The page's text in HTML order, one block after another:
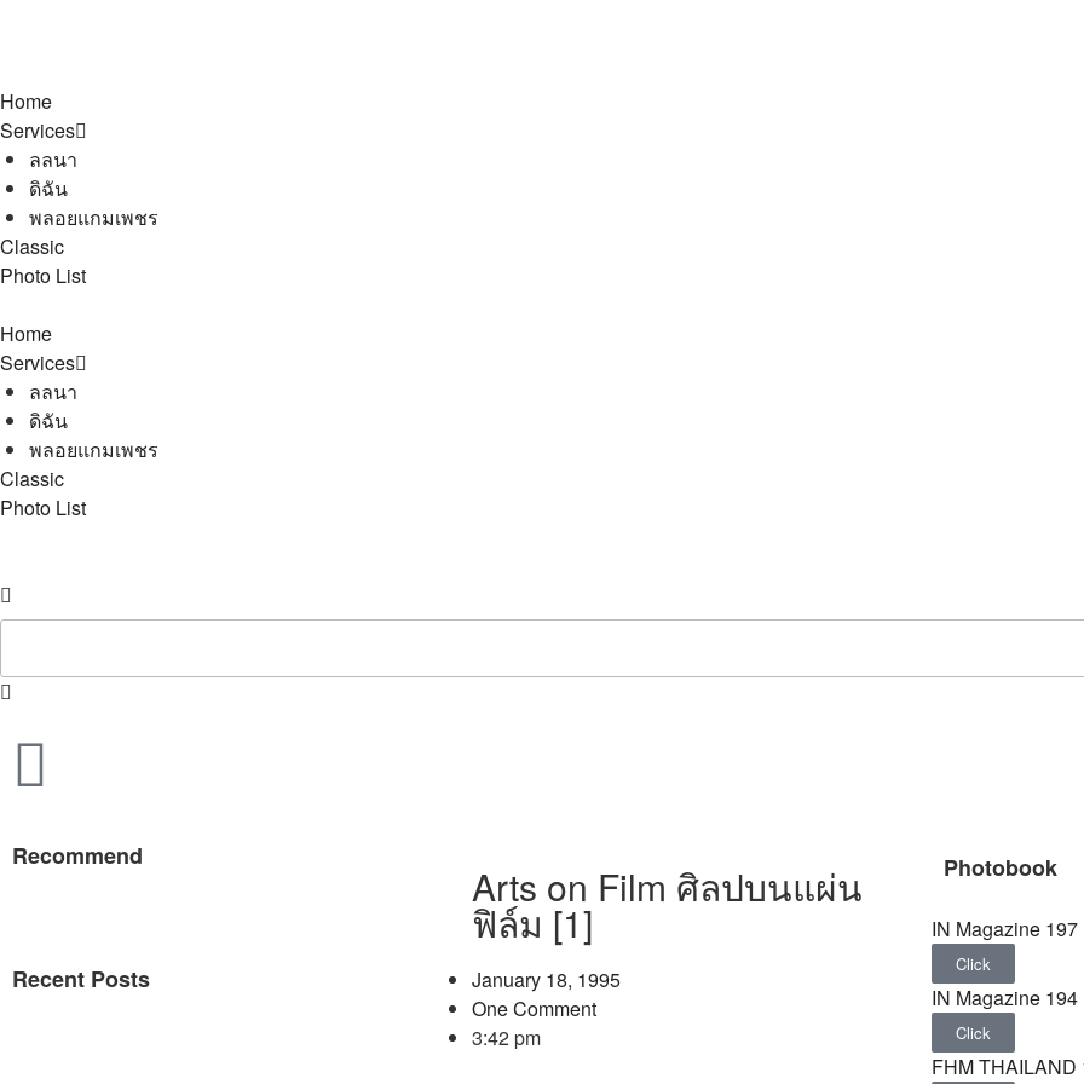
Home
Services
ลลนา
ดิฉัน
พลอยแกมเพชร
Classic
Photo List
Home
Services
ลลนา
ดิฉัน
พลอยแกมเพชร
Classic
Photo List
Recommend
Recent Posts
Arts on Film ศิลปบนแผ่น
ฟิล์ม [1]
January 18, 1995
One Comment
3:42 pm
Photobook
IN Magazine 197
Click
IN Magazine 194
Click
FHM THAILAND